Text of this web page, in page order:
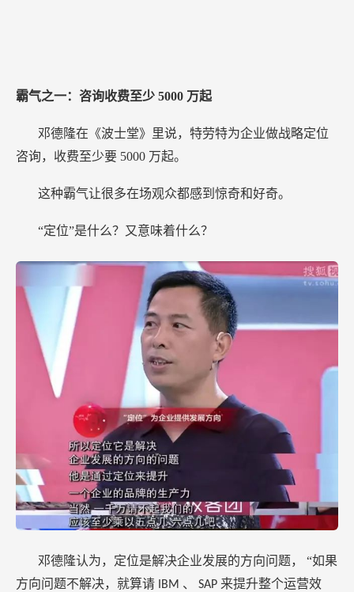
霸气之一：咨询收费至少 5000 万起
邓德隆在《波士堂》里说，特劳特为企业做战略定位
咨询，收费至少要 5000 万起。
这种霸气让很多在场观众都感到惊奇和好奇。
“定位”是什么？又意味着什么？
邓德隆认为，定位是解决企业发展的方向问题， “如果
方向问题不解决，就算请
IBM 、 SAP 来提升整个运营效